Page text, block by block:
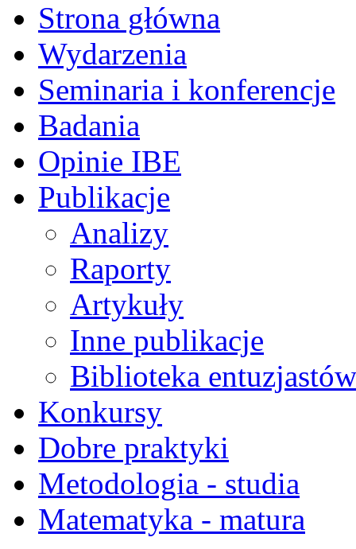
Strona główna
Wydarzenia
Seminaria i konferencje
Badania
Opinie IBE
Publikacje
Analizy
Raporty
Artykuły
Inne publikacje
Biblioteka
Konkursy
Dobre praktyki
Metodologia - studia
Matematyka - matura